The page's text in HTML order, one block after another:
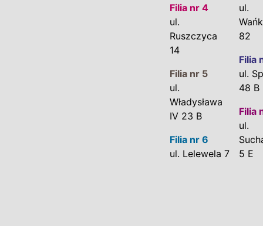
Filia nr 4
ul.
Ruszczyca
14
Filia nr 5
ul.
Władysława
IV 23 B
Filia nr 6
ul. Lelewela 7
ul.
82
Filia
ul.
48 B
Filia
ul.
5 E